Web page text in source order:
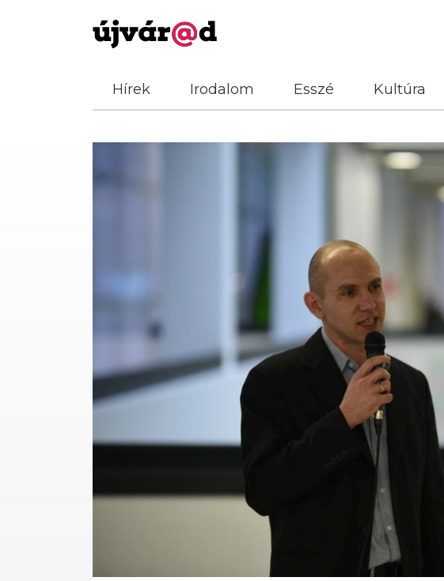
Hírek Irodalom Esszé Kultúra